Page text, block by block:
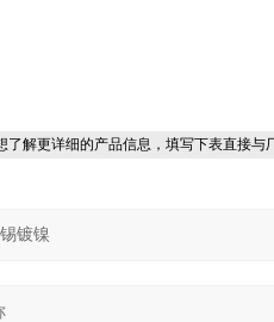
了解更详细的产品信息，填写下表直接与